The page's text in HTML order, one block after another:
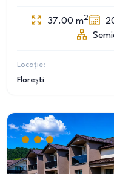
37.00 m2
Locație:
Florești